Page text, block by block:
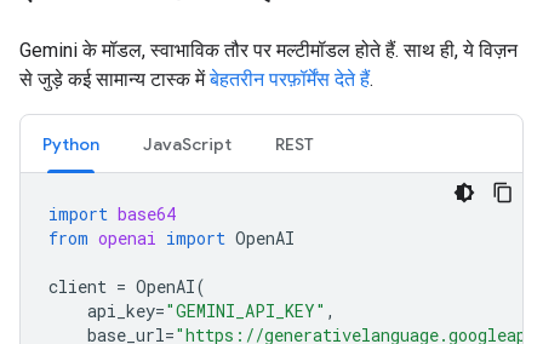
Gemini के मॉडल, स्वाभाविक तौर पर मल्टीमॉडल होते हैं. साथ ही, ये विज़न
से जुड़े कई सामान्य टास्क मेंबेहतरीन परफ़ॉर्मेंस देते हैं.
Python JavaScript REST
import base64
from openai import OpenAI
client = OpenAI(
api_key="GEMINI_API_KEY" ,
base_url="https://